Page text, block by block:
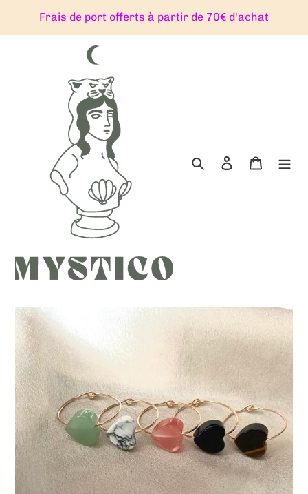
contenu
Frais de port offerts à partir de 70€ d'achat
RechercherSe connecter
Panier